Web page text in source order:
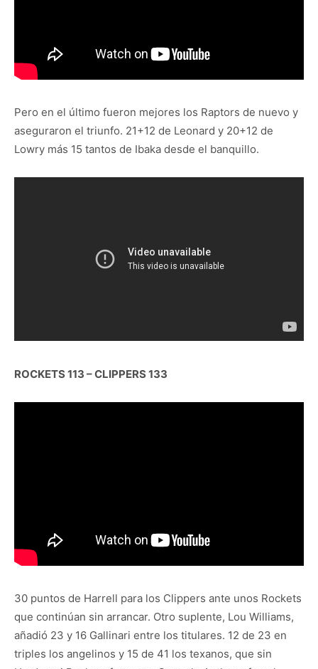
Pero en el último fueron mejores los Raptors de nuevo y
aseguraron el triunfo. 21+12 de Leonard y 20+12 de
Lowry más 15 tantos de Ibaka desde el banquillo.
ROCKETS 113 – CLIPPERS 133
30 puntos de Harrell para los Clippers ante unos Rockets
que continúan sin arrancar. Otro suplente, Lou Williams,
añadió 23 y 16 Gallinari entre los titulares. 12 de 23 en
triples los angelinos y 15 de 41 los texanos, que sin